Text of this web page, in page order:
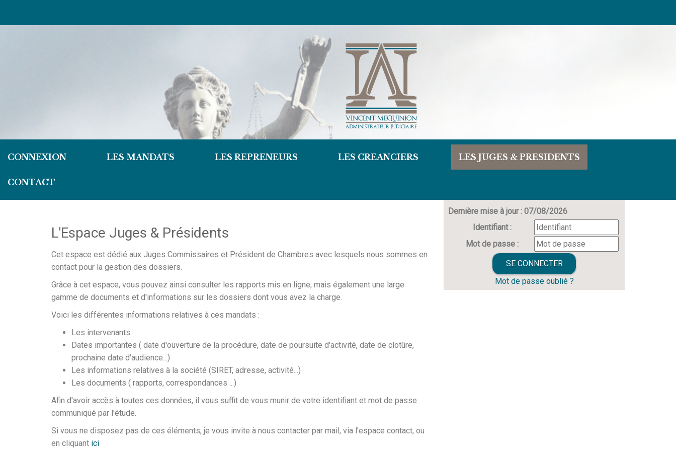
CONNEXION LES MANDATS LES REPRENEURS LES CREANCIERS LES JUGES & PRESIDENTS
CONTACT
L'Espace Juges & Présidents
Cet espace est dédié aux Juges Commissaires et Président de Chambres avec lesquels nous sommes en
contact pour la gestion des dossiers.
Grâce à cet espace, vous pouvez ainsi consulter les rapports mis en ligne, mais également une large
gamme de documents et d'informations sur les dossiers dont vous avez la charge.
Voici les différentes informations relatives à ces mandats :
Les intervenants
Dates importantes ( date d'ouverture de la procédure, date de poursuite d'activité, date de clotûre,
prochaine date d'audience...)
Les informations relatives à la société (SIRET, adresse, activité...)
Les documents ( rapports, correspondances ...)
Afin d'avoir accès à toutes ces données, il vous suffit de vous munir de votre identifiant et mot de passe
communiqué par l'étude.
Si vous ne disposez pas de ces éléments, je vous invite à nous contacter par mail, via l'espace contact, ou
en cliquant ici
Dernière mise à jour : 07/08/2026
Identifiant :
Mot de passe :
Mot de passe oublié ?